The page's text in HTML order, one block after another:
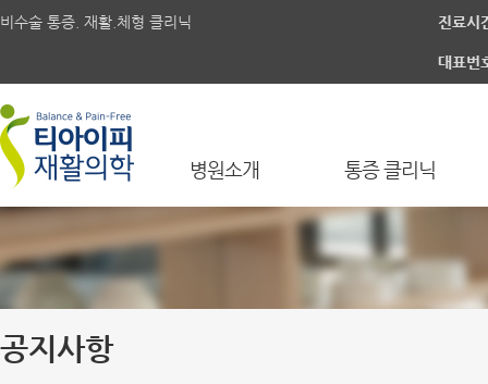
비수술 통증. 재활.체형 클리닉 진료시
대표번
병원소개 통증 클리닉
공지사항